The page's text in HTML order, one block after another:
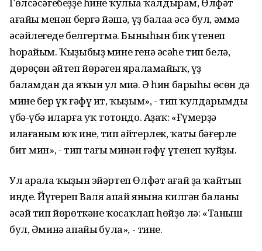
ағайың менән бергә йәшә, үҙ балаңа әсә бул, әммә
әсәйлегеңде белгертмә. Быныһын бик үтенеп
һорайым. Ҡыҙыбыҙ мине генә әсәһе тип белә,
дөрөҫөн әйтеп йөрәген яраламайыҡ, үҙ
баламдан да яҡын ул миңә. Ә һин барыһы өсөн дә
мине бер үк ғәфү ит, ҡыҙым», - тип ҡулдарымды
үбә-үбә иларға уҡ тотондо. Аҙаҡ: «Ғүмерҙә
илағаным юҡ ине, тип әйтерлек, ҡаты бәғерле
бит мин», - тип тағы минән ғәфү үтенеп ҡуйҙы.
Ул арала ҡыҙын эйәртеп Өлфәт ағай ҙа ҡайтып
инде. Йүгереп Валя апай янына килгән баланы
әсәй тип йөрөткәне ҡосаҡлап һөйҙө лә: «Таныш
бул, Әминә апайың була», - тине.